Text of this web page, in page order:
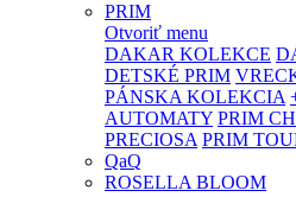
PRIM
Otvoriť menu
DAKAR KOLEKCE
DETSKÉ PRIM
PÁNSKA KOLEKCIA
AUTOMATY PRIM
PRECIOSA PRIM
QaQ
ROSELLA BLOOM